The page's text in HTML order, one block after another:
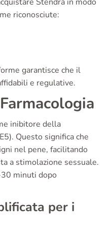
riconosciute:
garantisce che il
e regulative.
inibitore della
Questo significa che
nel pene, facilitando
a stimolazione sessuale.
minuti dopo
per i